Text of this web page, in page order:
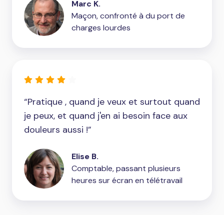
Marc K.
Maçon, confronté à du port de
charges lourdes
“Pratique , quand je veux et surtout quand
je peux, et quand j'en ai besoin face aux
douleurs aussi !”
Elise B.
Comptable, passant plusieurs
heures sur écran en télétravail